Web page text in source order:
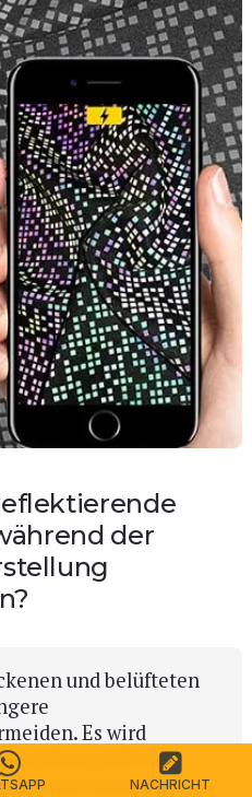
der
und belüfteten
Es wird
mit einer
und einer relativen
NACHRICHT